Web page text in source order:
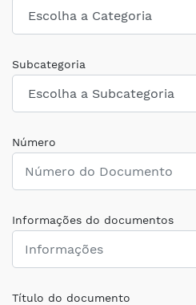
Subcategoria
Número
Informações do documentos
Título do documento